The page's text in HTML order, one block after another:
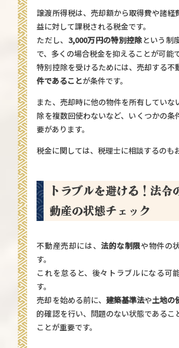
譲渡所得税は、売却額から取得費や諸経
益に対して課税される税金です。
ただし、 3,000万円の特別控除という制
で、多くの場合税金を抑えることが可能で
特別控除を受けるためには、売却する不
件であることが条件です。
また、売却時に他の物件を所有していな
除を複数回使わないなど、いくつかの条
要があります。
税金に関しては、税理士に相談するのも
トラブルを避ける！法令
動産の状態チェック
不動産売却には、法的な制限や物件の
す。
これを怠ると、後々トラブルになる可
す。
売却を始める前に、 建築基準法や土地の
的確認を行い、問題のない状態であるこ
ことが重要です。